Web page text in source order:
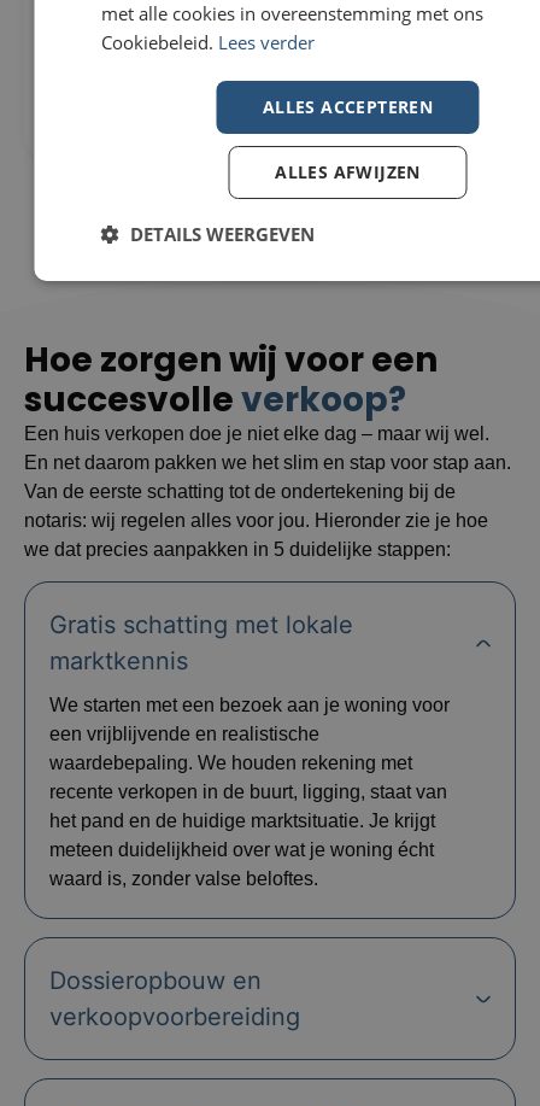
Woning Te koop in Wevelgem
€229.000
Nieuwstraat 82
296m²
307m²
1
Hoe zorgen wij voor een
succesvolleverkoop?
Een huis verkopen doe je niet elke dag – maar wij wel.
En net daarom pakken we het slim en stap voor stap aan.
Van de eerste schatting tot de ondertekening bij de
notaris: wij regelen alles voor jou. Hieronder zie je hoe
we dat precies aanpakken in 5 duidelijke stappen:
Gratis schatting met lokale
marktkennis
We starten met een bezoek aan je woning voor
een vrijblijvende en realistische
waardebepaling. We houden rekening met
recente verkopen in de buurt, ligging, staat van
het pand en de huidige marktsituatie. Je krijgt
meteen duidelijkheid over wat je woning écht
waard is, zonder valse beloftes.
Dossieropbouw en
verkoopvoorbereiding
met alle cookies in overeenstemming met ons
Cookiebeleid. Lees verder
ALLES ACCEPTEREN
ALLES AFWIJZEN
DETAILS WEERGEVEN